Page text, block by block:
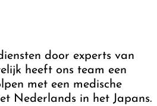
door experts van
heeft ons team een
met een medische
Nederlands in het Japans.